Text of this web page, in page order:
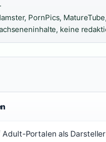
PornPics,
keine
Adult-Portalen als